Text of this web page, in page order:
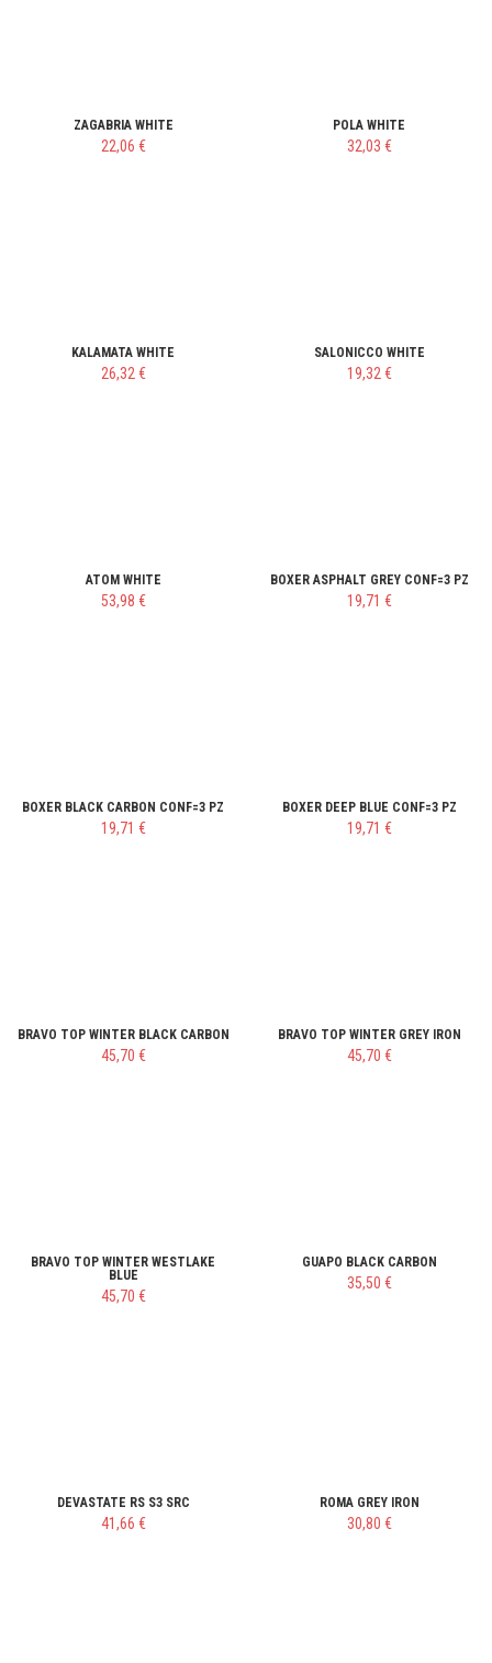
ZAGABRIA WHITE
22,06 €
POLA WHITE
32,03 €
KALAMATA WHITE
26,32 €
SALONICCO WHITE
19,32 €
ATOM WHITE
53,98 €
BOXER ASPHALT GREY CONF=3 PZ
19,71 €
BOXER BLACK CARBON CONF=3 PZ
19,71 €
BOXER DEEP BLUE CONF=3 PZ
19,71 €
BRAVO TOP WINTER BLACK CARBON
45,70 €
BRAVO TOP WINTER GREY IRON
45,70 €
BRAVO TOP WINTER WESTLAKE
BLUE
45,70 €
GUAPO BLACK CARBON
35,50 €
DEVASTATE RS S3 SRC
41,66 €
ROMA GREY IRON
30,80 €